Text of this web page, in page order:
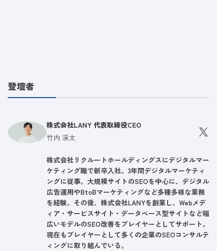
登壇者
株式会社LANY 代表取締役CEO
竹内 渓太
株式会社リクルートホールディングスにデジタルマー
ケティング職で新卒入社。3年間デジタルマーケティ
ングに従事。大規模サイトのSEOを中心に、デジタル
広告運用やBtoBマーケティングなど多種多様な業務
を経験。その後、株式会社LANYを創業し、Webメデ
ィア・サービスサイト・データベース型サイトなど幅
広いモデルのSEO改善をプレイヤーとしてサポート。
現在もプレイヤーとして多くの企業のSEOコンサルテ
ィングに取り組んでいる。